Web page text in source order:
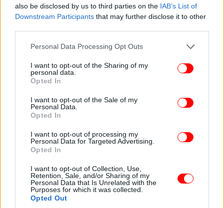
also be disclosed by us to third parties on the IAB’s List of
Downstream Participants that may further disclose it to other
Please note that this website/app uses one or more Google
not limited to your visit or usage behaviour. You may click to
grant or deny consent to Google and its third-party tags to
use your data for below specified purposes in below Google
consent section.
Personal Data Processing Opt Outs
I want to opt-out of the Sharing of my
personal data.
Opted In
I want to opt-out of the Sale of my
Personal Data.
Opted In
I want to opt-out of processing my
Personal Data for Targeted Advertising.
Opted In
I want to opt-out of Collection, Use,
Retention, Sale, and/or Sharing of my
Personal Data that Is Unrelated with the
Purposes for which it was collected.
Opted Out